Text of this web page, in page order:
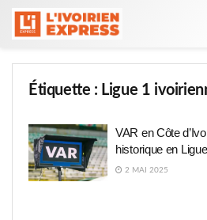
Étiquette : Ligue 1
VAR en Côte
historique en
2 MAI 2025